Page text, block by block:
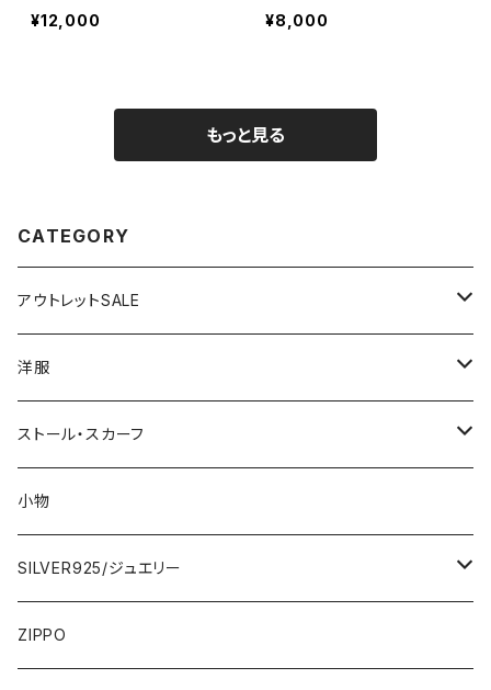
00% コットン｜ロングスト
ール・心地よい肌触りのスカ
¥12,000
判ストール ・心地よい肌触
りのスカーフ/ブルー＆ネイ
¥8,000
もっと見る
CATEGORY
アウトレットSALE
1000円
2000円
3000円
5000円
7000円
洋服
インポートワンピース
ロング・マキシ
ひざ・ミディ
トップス・カーディガン・アウター
カーディガン
イタリア製ジャケット
スカート・パンツ
ストール・スカーフ
大判ストール・ロングスカーフ
小さめスカーフ
コットンストール・スカーフ
小物
SILVER925/ジュエリー
指輪・リング
ZIPPO